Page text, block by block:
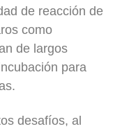
de reacción de
como
de largos
para
desafíos, al